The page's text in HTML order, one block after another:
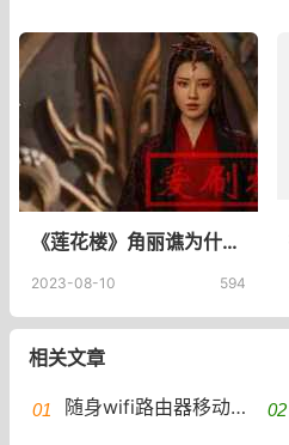
《莲花楼》角丽谯为什么是圣女？是南胤公主吗？
2023-08-10 594
相关文章
随身wifi路由器移动wifi免插卡物联网专用4g电信卡无线网卡_百果门旗舰店